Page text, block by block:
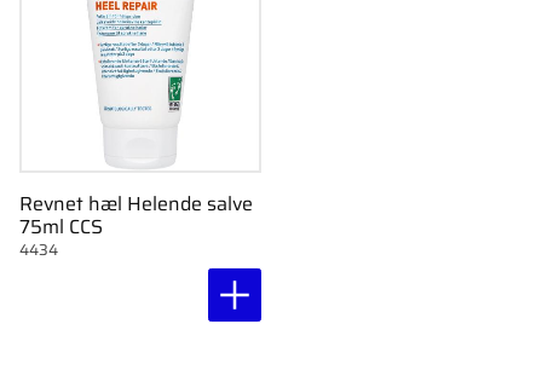
Revnet hæl Helende salve
75ml CCS
4434